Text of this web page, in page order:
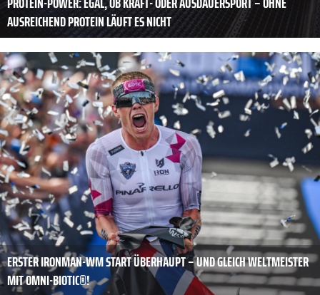
AUSREICHEND PROTEIN LÄUFT ES NICHT
ERSTER IRONMAN-WM START ÜBERHAUPT – UND GLEICH WELTMEISTER
MIT OMNI-BIOTIC®!